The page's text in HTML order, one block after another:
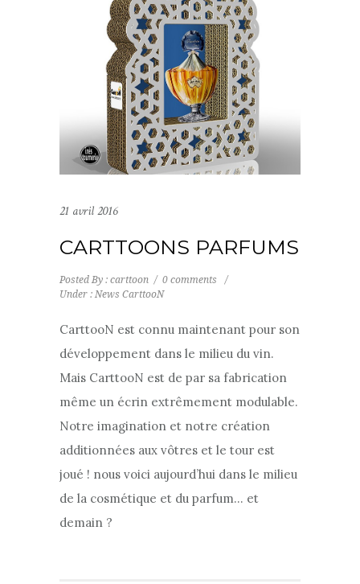
21 avril 2016
CARTTOONS PARFUMS
Posted By : carttoon / 0 comments
/
Under : News CarttooN
CarttooN est connu maintenant pour son
développement dans le milieu du vin.
Mais CarttooN est de par sa fabrication
même un écrin extrêmement modulable.
Notre imagination et notre création
additionnées aux vôtres et le tour est
joué ! nous voici aujourd’hui dans le milieu
de la cosmétique et du parfum… et
demain ?